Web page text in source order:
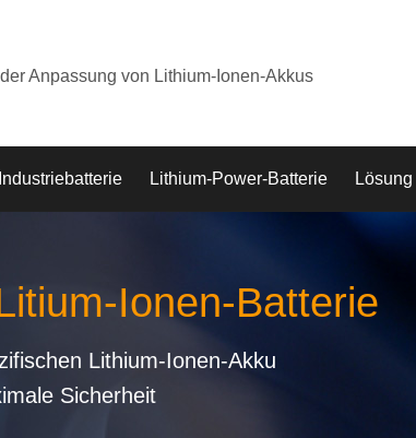
Anpassung von Lithium-Ionen-Akkus
Industriebatterie Lithium-Power-Batterie Lösung
Ionen-Batterie
Lithium-Ionen-Akku
Sicherheit